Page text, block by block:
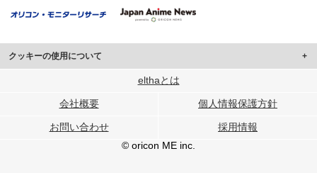
クッキーの使用について
このサイトでは Cookie を使用して、ユーザーに合わせたコンテンツや広告の
行っています。
メディアや広告配信、データ解析の各パートナーに提供しています。
各パートナーは、この情報とユーザーが各パートナーに提供した他の情報や、
ユーザーが各パートナーのサービスを使用したときに収集した他の情報を組み
elthaとは
会社概要 個人情報保護方針
お問い合わせ
採用情報
© oricon ME inc.